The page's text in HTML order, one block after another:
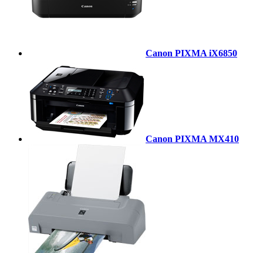
Canon PIXMA iX6850
Canon PIXMA MX410